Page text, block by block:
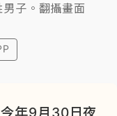
子。翻攝畫面
年9月30日夜